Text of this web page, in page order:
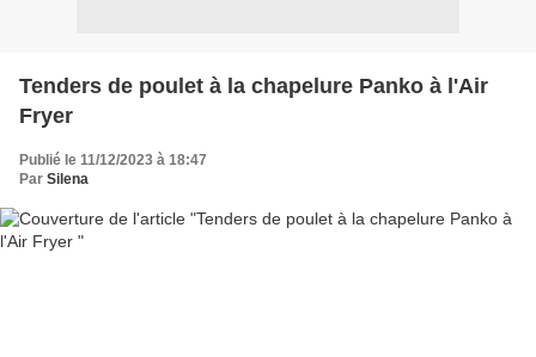
Tenders de poulet à la chapelure Panko à l'Air
Fryer
Publié le 11/12/2023 à 18:47
Par Silena